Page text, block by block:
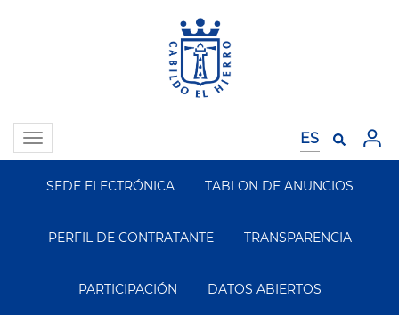
Toggle
navigation
Segundo
Menu
SEDE ELECTRÓNICA TABLON DE ANUNCIOS
PERFIL DE CONTRATANTE TRANSPARENCIA
PARTICIPACIÓN DATOS ABIERTOS